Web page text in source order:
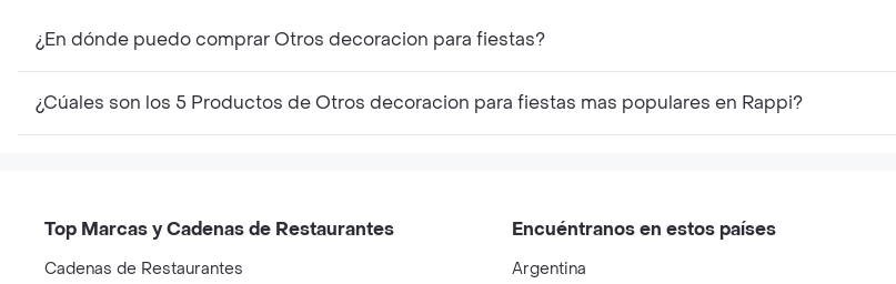
¿En dónde puedo comprar Otros decoracion para fiestas?
¿Cúales son los 5 Productos de Otros decoracion para fiestas mas populares en Rappi?
Top Marcas y Cadenas de Restaurantes
Cadenas de Restaurantes
Encuéntranos en estos países
Argentina